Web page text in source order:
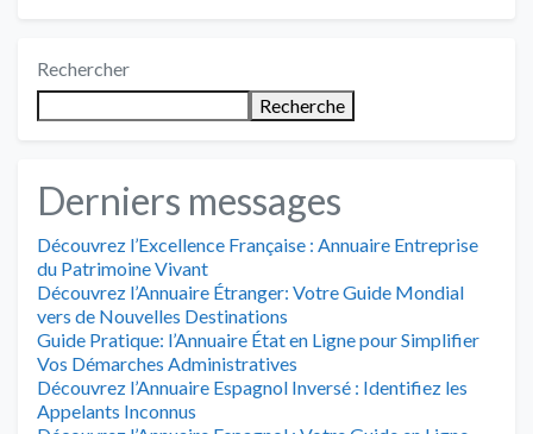
Rechercher
Recherche
Derniers messages
Découvrez l’Excellence Française : Annuaire Entreprise
du Patrimoine Vivant
Découvrez l’Annuaire Étranger: Votre Guide Mondial
vers de Nouvelles Destinations
Guide Pratique: l’Annuaire État en Ligne pour Simplifier
Vos Démarches Administratives
Découvrez l’Annuaire Espagnol Inversé : Identifiez les
Appelants Inconnus